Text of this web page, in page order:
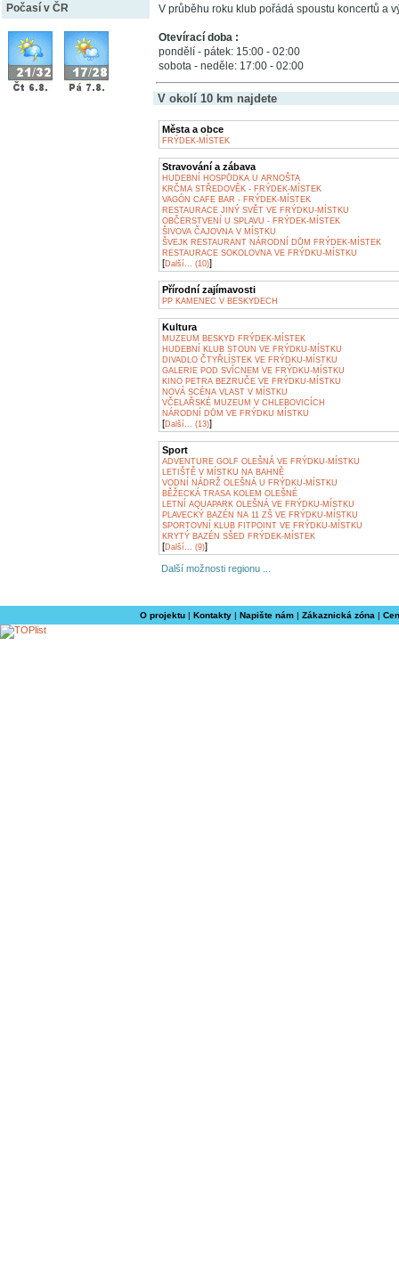
Počasí v ČR V průběhu roku klub pořádá spoustu koncertů a
Otevírací doba :
pondělí - pátek: 15:00 - 02:00
sobota - neděle: 17:00 - 02:00
V okolí 10 km najdete
Města a obce
FRÝDEK-MÍSTEK
Stravování a zábava
HUDEBNÍ HOSPŮDKA U ARNOŠTA
KRČMA STŘEDOVĚK - FRÝDEK-MÍSTEK
VAGÓN CAFE BAR - FRÝDEK-MÍSTEK
RESTAURACE JINÝ SVĚT VE FRÝDKU-MÍSTKU
OBČERSTVENÍ U SPLAVU - FRÝDEK-MÍSTEK
ŠIVOVA ČAJOVNA V MÍSTKU
ŠVEJK RESTAURANT NÁRODNÍ DŮM FRÝDEK-MÍSTEK
RESTAURACE SOKOLOVNA VE FRÝDKU-MÍSTKU
[Další... (10)]
Přírodní zajímavosti
PP KAMENEC V BESKYDECH
Kultura
MUZEUM BESKYD FRÝDEK-MÍSTEK
HUDEBNÍ KLUB STOUN VE FRÝDKU-MÍSTKU
DIVADLO ČTYŘLÍSTEK VE FRÝDKU-MÍSTKU
GALERIE POD SVÍCNEM VE FRÝDKU-MÍSTKU
KINO PETRA BEZRUČE VE FRÝDKU-MÍSTKU
NOVÁ SCÉNA VLAST V MÍSTKU
VČELAŘSKÉ MUZEUM V CHLEBOVICÍCH
NÁRODNÍ DŮM VE FRÝDKU MÍSTKU
[Další... (13)]
Sport
ADVENTURE GOLF OLEŠNÁ VE FRÝDKU-MÍSTKU
LETIŠTĚ V MÍSTKU NA BAHNĚ
VODNÍ NÁDRŽ OLEŠNÁ U FRÝDKU-MÍSTKU
BĚŽECKÁ TRASA KOLEM OLEŠNÉ
LETNÍ AQUAPARK OLEŠNÁ VE FRÝDKU-MÍSTKU
PLAVECKÝ BAZÉN NA 11 ZŠ VE FRÝDKU-MÍSTKU
SPORTOVNÍ KLUB FITPOINT VE FRÝDKU-MÍSTKU
KRYTÝ BAZÉN SŠED FRÝDEK-MÍSTEK
[Další... (9)]
Další možnosti regionu ...
O projektu| Kontakty| Napište nám| Zákaznická zóna |